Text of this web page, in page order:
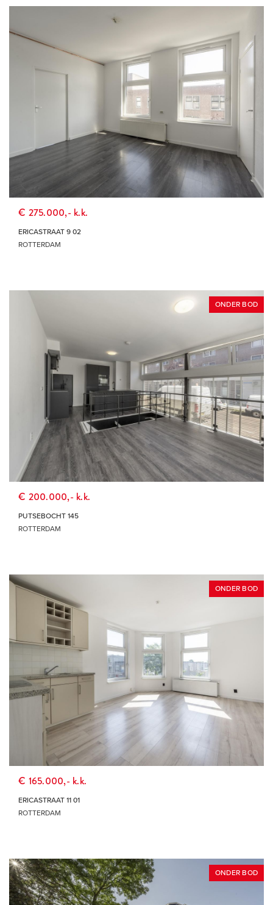
€ 275.000,- k.k.
ERICASTRAAT 9 02
ROTTERDAM
ONDER BOD
€ 200.000,- k.k.
PUTSEBOCHT 145
ROTTERDAM
ONDER BOD
€ 165.000,- k.k.
ERICASTRAAT 11 01
ROTTERDAM
ONDER BOD